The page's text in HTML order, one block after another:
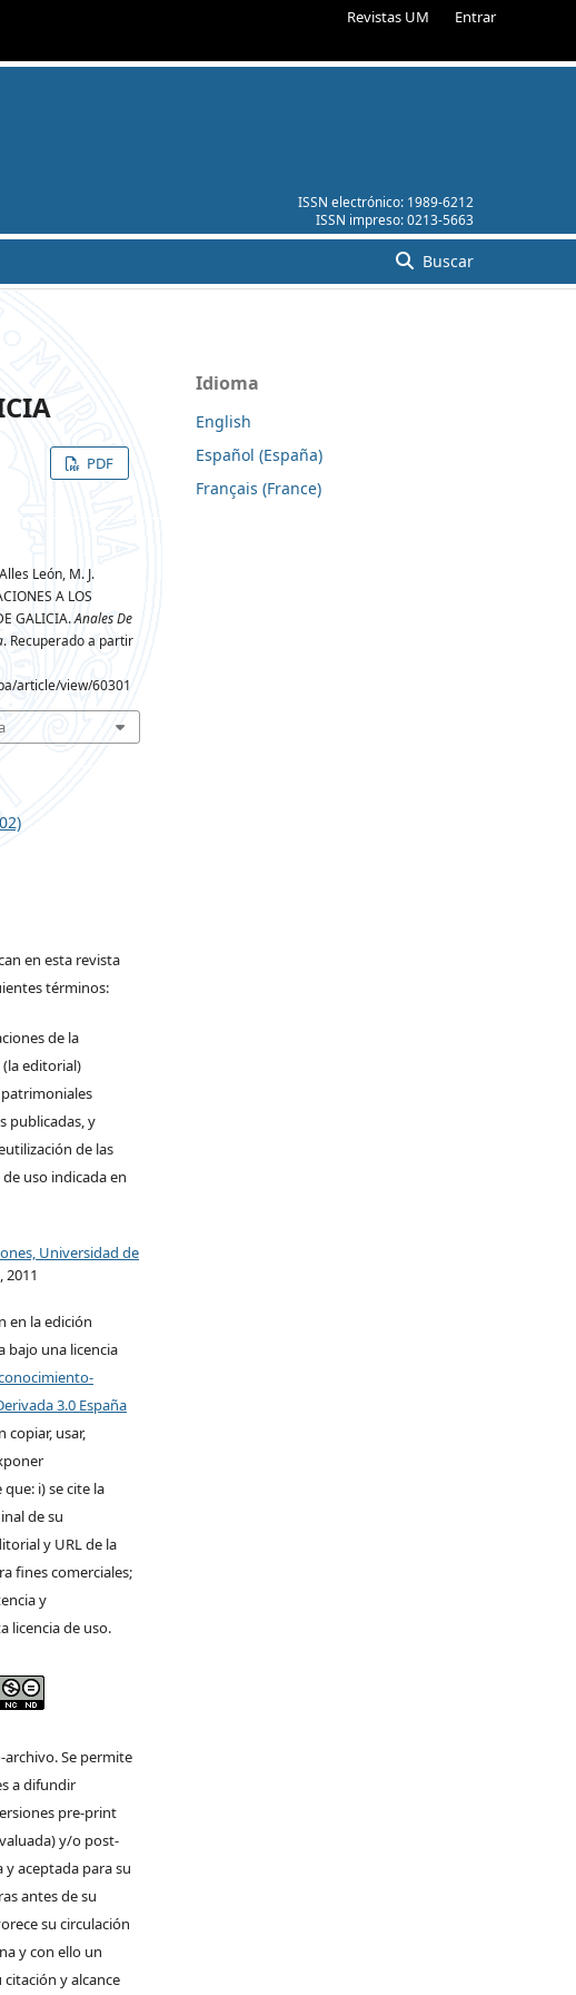
Revistas UM Entrar
ISSN electrónico: 1989-6212
ISSN impreso:0213-5663
Buscar
PDF
León, M. J.
A LOS
GALICIA.Anales De
. Recuperado a partir
article/view/60301
en esta revista
términos:
de la
editorial)
publicadas, y
de las
uso indicada en
Universidad de
, 2011
en la edición
bajo una licencia
3.0 España
copiar, usar,
i) se cite la
de su
y URL de la
fines comerciales;
y
licencia de uso.
Se permite
a difundir
pre-print
y/o post-
aceptada para su
antes de su
su circulación
y con ello un
y alcance
Idioma
English
Español (España)
Français (France)